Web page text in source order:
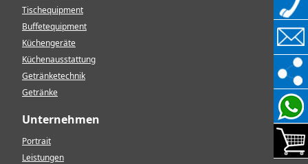
Tischequipment
Buffetequipment
Küchengeräte
Küchenausstattung
Getränketechnik
Getränke
Unternehmen
Portrait
Leistungen